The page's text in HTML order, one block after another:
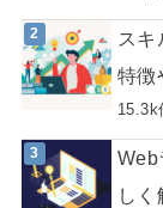
ス
特徴
15.3k
Web
しく